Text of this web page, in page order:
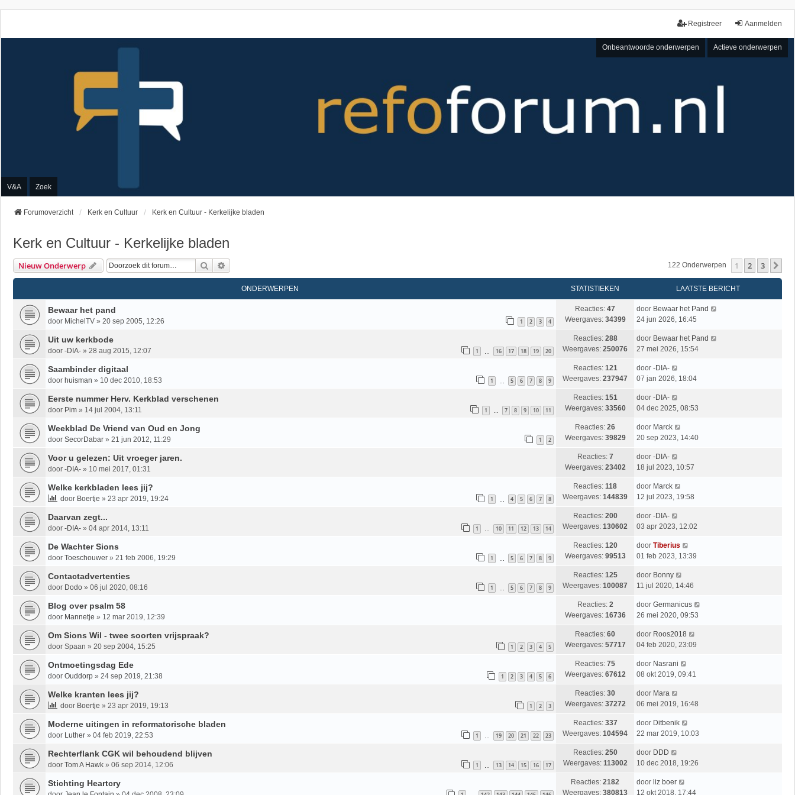
Aanmelden
Registreer
Onbeantwoorde onderwerpen Actieve onderwerpen
V&A Zoek
Forumoverzicht Kerk en Cultuur Kerk en Cultuur - Kerkelijke bladen
Kerk en Cultuur - Kerkelijke bladen
Nieuw Onderwerp Zoek 122 Onderwerpen 1 2 3
ONDERWERPEN STATISTIEKEN LAATSTE BERICHT
Bewaar het pand
door MichelTV » 20 sep 2005, 12:26 1 2 3 4
Reacties: 47
Weergaves: 34399
door Bewaar het Pand
24 jun 2026, 16:45
Uit uw kerkbode
door -DIA- » 28 aug 2015, 12:07 1 16 17 18 19 20
Reacties: 288
Weergaves: 250076
door Bewaar het Pand
27 mei 2026, 15:54
Saambinder digitaal
door huisman » 10 dec 2010, 18:53 1 5 6 7 8 9
Reacties: 121
Weergaves: 237947
door -DIA-
07 jan 2026, 18:04
Eerste nummer Herv. Kerkblad verschenen
door Pim » 14 jul 2004, 13:11 1 7 8 9 10 11
Reacties: 151
Weergaves: 33560
door -DIA-
04 dec 2025, 08:53
Weekblad De Vriend van Oud en Jong
door SecorDabar » 21 jun 2012, 11:29 1 2
Reacties: 26
Weergaves: 39829
door Marck
20 sep 2023, 14:40
Voor u gelezen: Uit vroeger jaren.
door -DIA- » 10 mei 2017, 01:31
Reacties: 7
Weergaves: 23402
door -DIA-
18 jul 2023, 10:57
Welke kerkbladen lees jij?
door Boertje » 23 apr 2019, 19:24 1 4 5 6 7 8
Reacties: 118
Weergaves: 144839
door Marck
12 jul 2023, 19:58
Daarvan zegt...
door -DIA- » 04 apr 2014, 13:11 1 10 11 12 13 14
Reacties: 200
Weergaves: 130602
door -DIA-
03 apr 2023, 12:02
De Wachter Sions
door Toeschouwer » 21 feb 2006, 19:29 1 5 6 7 8 9
Reacties: 120
Weergaves: 99513
door Tiberius
01 feb 2023, 13:39
Contactadvertenties
door Dodo » 06 jul 2020, 08:16 1 5 6 7 8 9
Reacties: 125
Weergaves: 100087
door Bonny
11 jul 2020, 14:46
Blog over psalm 58
door Mannetje » 12 mar 2019, 12:39
Reacties: 2
Weergaves: 16736
door Germanicus
26 mei 2020, 09:53
Om Sions Wil - twee soorten vrijspraak?
door Spaan » 20 sep 2004, 15:25 1 2 3 4 5
Reacties: 60
Weergaves: 57717
door Roos2018
04 feb 2020, 23:09
Ontmoetingsdag Ede
door Ouddorp » 24 sep 2019, 21:38 1 2 3 4 5 6
Reacties: 75
Weergaves: 67612
door Nasrani
08 okt 2019, 09:41
Welke kranten lees jij?
door Boertje » 23 apr 2019, 19:13 1 2 3
Reacties: 30
Weergaves: 37272
door Mara
06 mei 2019, 16:48
Moderne uitingen in reformatorische bladen
door Luther » 04 feb 2019, 22:53 1 19 20 21 22 23
Reacties: 337
Weergaves: 104594
door Ditbenik
22 mar 2019, 10:03
Rechterflank CGK wil behoudend blijven
door Tom A Hawk » 06 sep 2014, 12:06 1 13 14 15 16 17
Reacties: 250
Weergaves: 113002
door DDD
10 dec 2018, 19:26
Stichting Heartcry Reacties: 2182
Weergaves: 380813
door liz boer
12 okt 2018, 17:44